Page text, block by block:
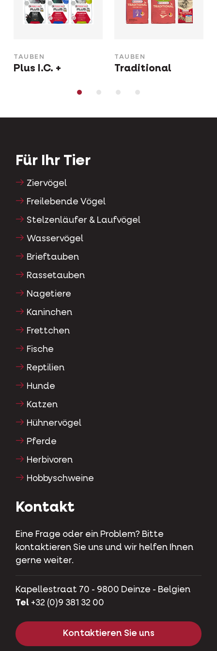
TAUBEN
Plus I.C. +
TAUBEN
Traditional
Für Ihr Tier
Ziervögel
Freilebende Vögel
Stelzenläufer & Laufvögel
Wasservögel
Brieftauben
Rassetauben
Nagetiere
Kaninchen
Frettchen
Fische
Reptilien
Hunde
Katzen
Hühnervögel
Pferde
Herbivoren
Hobbyschweine
Kontakt
Eine Frage oder ein Problem? Bitte
kontaktieren Sie uns und wir helfen Ihnen
gerne weiter.
Kapellestraat 70 - 9800 Deinze - Belgien
Tel +32 (0)9 381 32 00
Kontaktieren Sie uns